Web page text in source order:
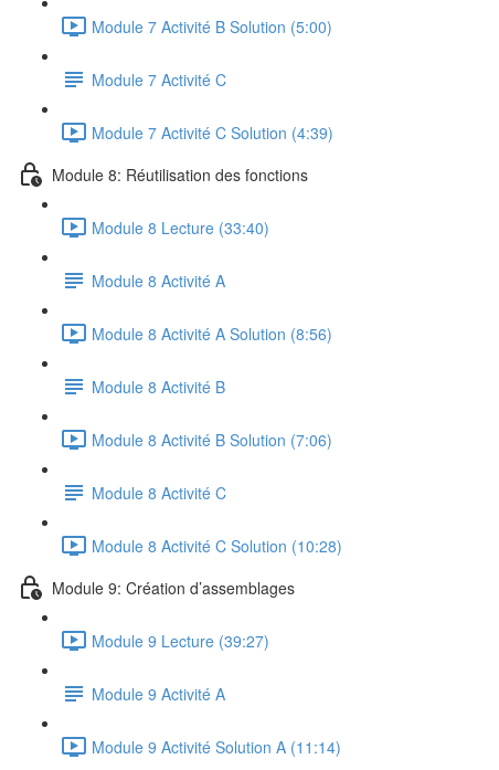
Module 7 Activité B Solution (5:00)
Module 7 Activité C
Module 7 Activité C Solution (4:39)
Module 8: Réutilisation des fonctions
Module 8 Lecture (33:40)
Module 8 Activité A
Module 8 Activité A Solution (8:56)
Module 8 Activité B
Module 8 Activité B Solution (7:06)
Module 8 Activité C
Module 8 Activité C Solution (10:28)
Module 9: Création d’assemblages
Module 9 Lecture (39:27)
Module 9 Activité A
Module 9 Activité Solution A (11:14)